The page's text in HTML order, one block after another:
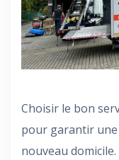
Choisir le bon
pour garantir
nouveau